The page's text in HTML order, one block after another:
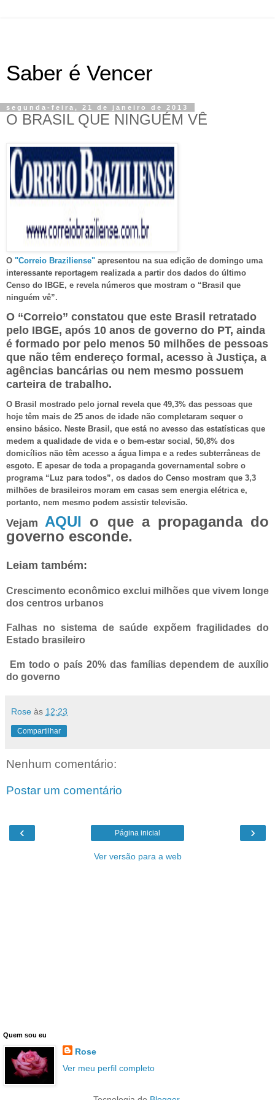
Saber é Vencer
segunda-feira, 21 de janeiro de 2013
O BRASIL QUE NINGUÉM VÊ
O "Correio Braziliense" apresentou na sua edição de domingo uma
interessante reportagem realizada a partir dos dados do último
Censo do IBGE, e revela números que mostram o “Brasil que
ninguém vê”.
O “Correio” constatou que este Brasil retratado
pelo IBGE, após 10 anos de governo do PT, ainda
é formado por pelo menos 50 milhões de pessoas
que não têm endereço formal, acesso à Justiça, a
agências bancárias ou nem mesmo possuem
carteira de trabalho.
O Brasil mostrado pelo jornal revela que 49,3% das pessoas que
hoje têm mais de 25 anos de idade não completaram sequer o
ensino básico. Neste Brasil, que está no avesso das estatísticas que
medem a qualidade de vida e o bem-estar social, 50,8% dos
domicílios não têm acesso a água limpa e a redes subterrâneas de
esgoto. E apesar de toda a propaganda governamental sobre o
programa “Luz para todos”, os dados do Censo mostram que 3,3
milhões de brasileiros moram em casas sem energia elétrica e,
portanto, nem mesmo podem assistir televisão.
Vejam AQUI o que a propaganda do
governo esconde.
Leiam também:
Crescimento econômico exclui milhões que vivem longe
dos centros urbanos
Falhas no sistema de saúde expõem fragilidades do
Estado brasileiro
Em todo o país 20% das famílias dependem de auxílio
do governo
Rose às 12:23
Compartilhar
Nenhum comentário:
Postar um comentário
‹ ›
Página inicial
Ver versão para a web
Quem sou eu
Rose
Ver meu perfil completo